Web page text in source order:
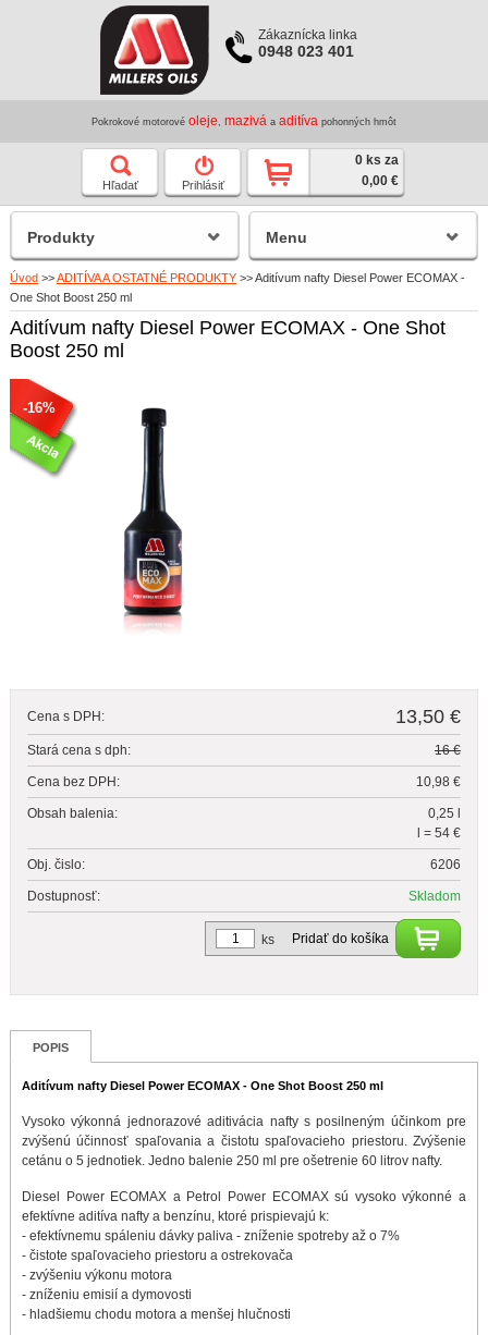
Zákaznícka linka
0948 023 401
Pokrokové motorové oleje mazivá a aditíva pohonných hmôt
Hľadať Prihlásiť
0 ks za
0,00 €
Úvod >>ADITÍVA A OSTATNÉ PRODUKTY >>Aditívum nafty Diesel Power ECOMAX -
One Shot Boost 250 ml
Aditívum nafty Diesel Power ECOMAX - One Shot
Boost 250 ml
-16%
Cena s DPH: 13,50 €
Stará cena s dph: 16 €
Cena bez DPH: 10,98 €
Obsah balenia:
0,25 l
l = 54 €
Obj. čislo: 6206
Dostupnosť: Skladom
Pridať do košíka
ks
POPIS
Aditívum nafty Diesel Power ECOMAX - One Shot Boost 250 ml
Vysoko výkonná jednorazové aditivácia nafty s posilneným účinkom pre
zvýšenú účinnosť spaľovania a čistotu spaľovacieho priestoru. Zvýšenie
cetánu o 5 jednotiek. Jedno balenie 250 ml pre ošetrenie 60 litrov nafty.
Diesel Power ECOMAX a Petrol Power ECOMAX sú vysoko výkonné a
efektívne aditíva nafty a benzínu, ktoré prispievajú k:
- efektívnemu spáleniu dávky paliva - zníženie spotreby až o 7%
- čistote spaľovacieho priestoru a ostrekovača
- zvýšeniu výkonu motora
- zníženiu emisií a dymovosti
- hladšiemu chodu motora a menšej hlučnosti
Produkty Menu